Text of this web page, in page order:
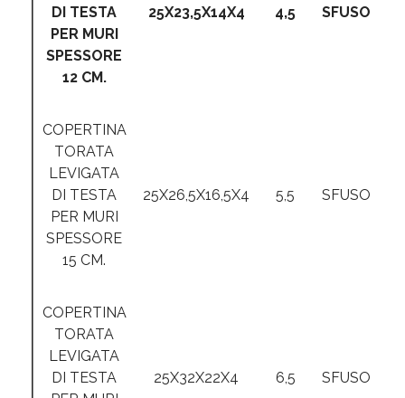
DI TESTA
PER MURI
SPESSORE
12 CM.
25X23,5X14X4 4,5 SFUSO
COPERTINA
TORATA
LEVIGATA
DI TESTA
PER MURI
SPESSORE
15 CM.
25X26,5X16,5X4 5,5 SFUSO
COPERTINA
TORATA
LEVIGATA
DI TESTA
25X32X22X4 6,5 SFUSO